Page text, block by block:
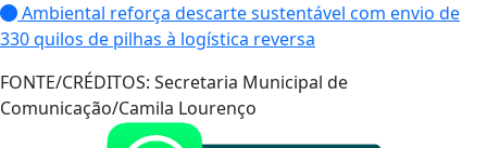
Ambiental reforça descarte sustentável com envio de
330 quilos de pilhas à logística reversa
FONTE/CRÉDITOS: Secretaria Municipal de
Comunicação/Camila Lourenço